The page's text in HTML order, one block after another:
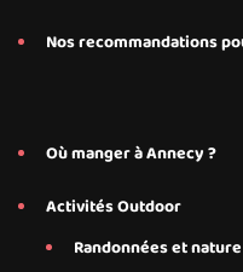
Nos recommandations
Où manger à Annecy ?
Activités Outdoor
Randonnées et nature